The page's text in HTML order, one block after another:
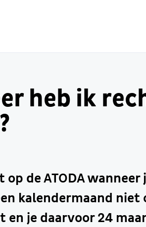
heb ik
de ATODA wanneer
kalendermaand
en je daarvoor 24